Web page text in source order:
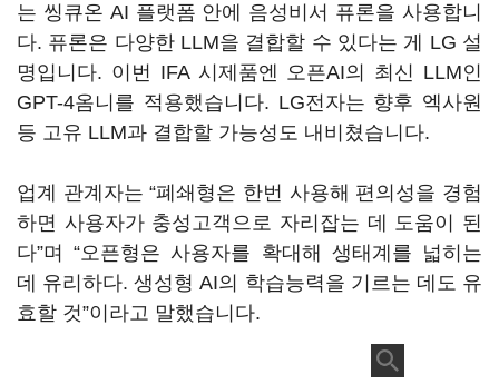
는 씽큐온 AI 플랫폼 안에 음성비서 퓨론을 사용합니
다. 퓨론은 다양한 LLM을 결합할 수 있다는 게 LG 설
명입니다. 이번 IFA 시제품엔 오픈AI의 최신 LLM인
GPT-4옴니를 적용했습니다. LG전자는 향후 엑사원
등 고유 LLM과 결합할 가능성도 내비쳤습니다.
업계 관계자는 “폐쇄형은 한번 사용해 편의성을 경험
하면 사용자가 충성고객으로 자리잡는 데 도움이 된
다”며 “오픈형은 사용자를 확대해 생태계를 넓히는
데 유리하다. 생성형 AI의 학습능력을 기르는 데도 유
효할 것”이라고 말했습니다.